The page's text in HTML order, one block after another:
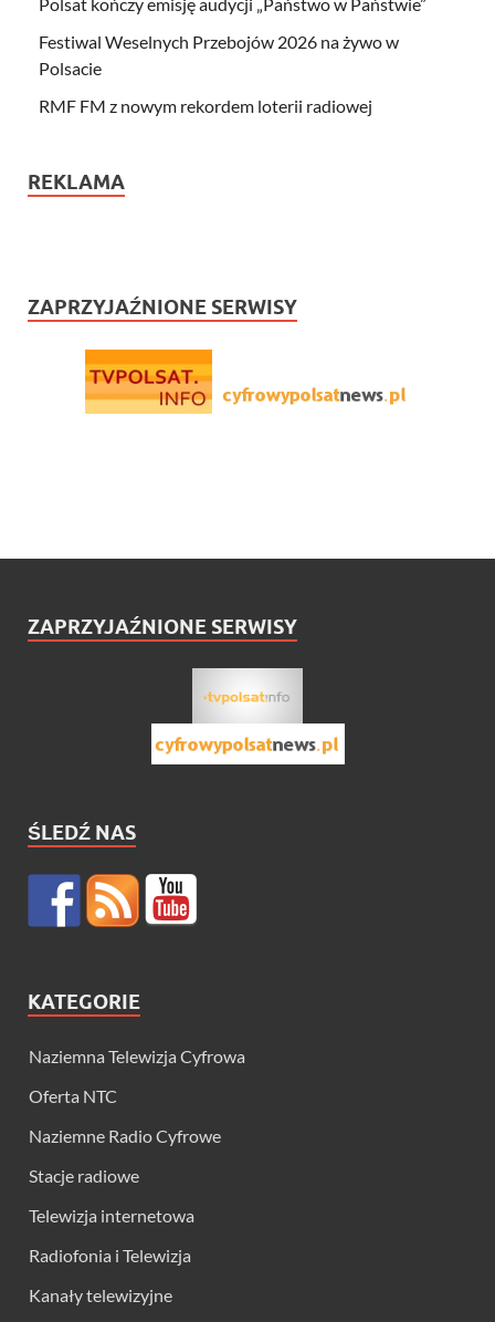
Festiwal Weselnych Przebojów 2026 na żywo w
Polsacie
RMF FM z nowym rekordem loterii radiowej
REKLAMA
ZAPRZYJAŹNIONE SERWISY
ZAPRZYJAŹNIONE SERWISY
ŚLEDŹ NAS
KATEGORIE
Naziemna Telewizja Cyfrowa
Oferta NTC
Naziemne Radio Cyfrowe
Stacje radiowe
Telewizja internetowa
Radiofonia i Telewizja
Kanały telewizyjne